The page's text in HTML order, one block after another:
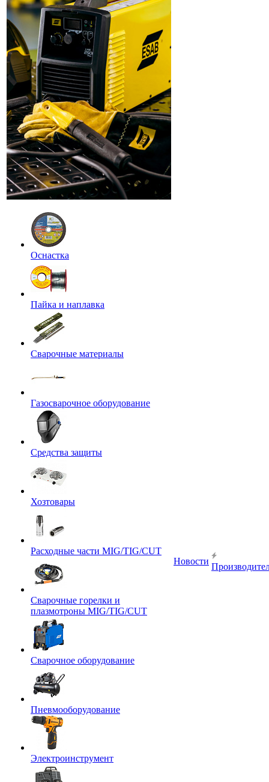
Оснастка
Пайка и наплавка
Сварочные материалы
Газосварочное оборудование
Средства защиты
Хозтовары
Расходные части MIG/TIG/CUT
Сварочные горелки и
плазмотроны MIG/TIG/CUT
Сварочное оборудование
Пневмооборудование
Электроинструмент
Новости